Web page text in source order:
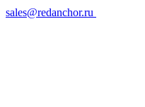
sales@redanchor.ru